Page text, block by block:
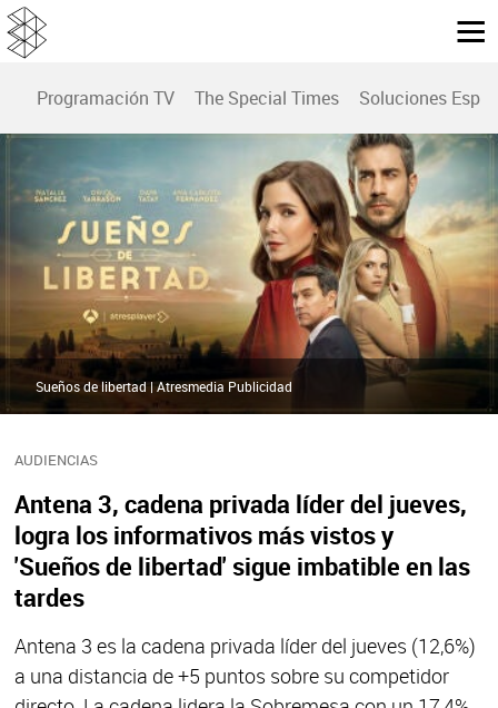
Programación TV The Special Times Soluciones
AUDIENCIAS
Antena 3, cadena privada líder del jueves,
logra los informativos más vistos y
'Sueños de libertad' sigue imbatible en las
tardes
Antena 3 es la cadena privada líder del jueves (12,6%)
a una distancia de +5 puntos sobre su competidor
Sueños de libertad | Atresmedia Publicidad